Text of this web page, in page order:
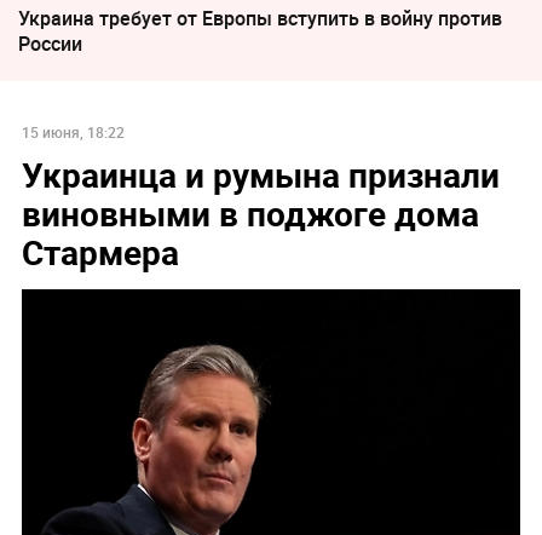
Украина требует от Европы вступить в войну против
России
15 июня, 18:22
Украинца и румына признали
виновными в поджоге дома
Стармера